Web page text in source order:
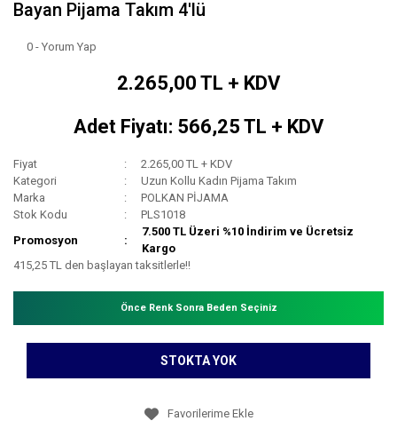
Bayan Pijama Takım 4'lü
0 - Yorum Yap
2.265,00 TL + KDV
Adet Fiyatı: 566,25 TL + KDV
Fiyat
2.265,00 TL + KDV
Kategori
Uzun Kollu Kadın Pijama Takım
Marka
POLKAN PİJAMA
Stok Kodu
PLS1018
Promosyon
7.500 TL Üzeri %10 İndirim ve Ücretsiz
Kargo
415,25 TL den başlayan taksitlerle!!
Önce Renk Sonra Beden Seçiniz
STOKTA YOK